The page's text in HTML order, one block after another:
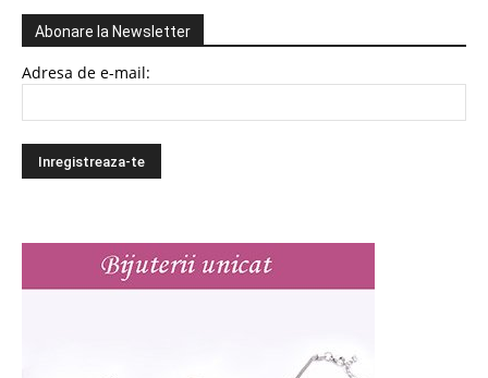
Abonare la Newsletter
Adresa de e-mail: